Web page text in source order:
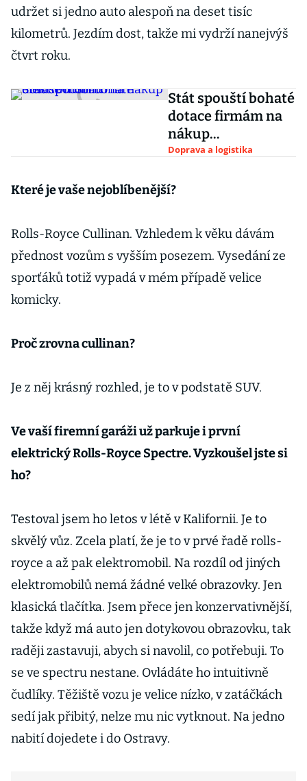
udržet si jedno auto alespoň na deset tisíc
kilometrů. Jezdím dost, takže mi vydrží nanejvýš
čtvrt roku.
Stát spouští bohaté
dotace firmám na
nákup
elektromobilů
Doprava a logistika
Které je vaše nejoblíbenější?
Rolls-Royce Cullinan. Vzhledem k věku dávám
přednost vozům s vyšším posezem. Vysedání ze
sporťáků totiž vypadá v mém případě velice
komicky.
Proč zrovna cullinan?
Je z něj krásný rozhled, je to v podstatě SUV.
Ve vaší firemní garáži už parkuje i první
elektrický Rolls-Royce Spectre. Vyzkoušel jste si
ho?
Testoval jsem ho letos v létě v Kalifornii. Je to
skvělý vůz. Zcela platí, že je to v prvé řadě rolls-
royce a až pak elektromobil. Na rozdíl od jiných
elektromobilů nemá žádné velké obrazovky. Jen
klasická tlačítka. Jsem přece jen konzervativnější,
takže když má auto jen dotykovou obrazovku, tak
raději zastavuji, abych si navolil, co potřebuji. To
se ve spectru nestane. Ovládáte ho intuitivně
čudlíky. Těžiště vozu je velice nízko, v zatáčkách
sedí jak přibitý, nelze mu nic vytknout. Na jedno
nabití dojedete i do Ostravy.